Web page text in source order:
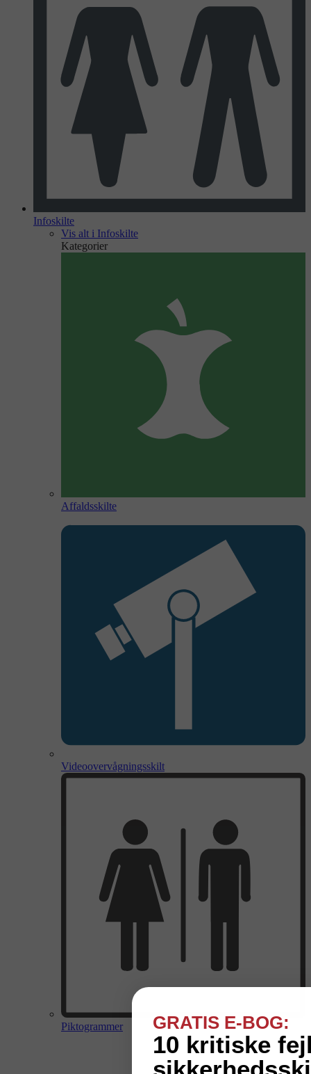
Infoskilte
Vis alt i Infoskilte
Kategorier
Affaldsskilte
Videoovervågningsskilt
Piktogrammer GRATIS E-BOG:
10 kritiske